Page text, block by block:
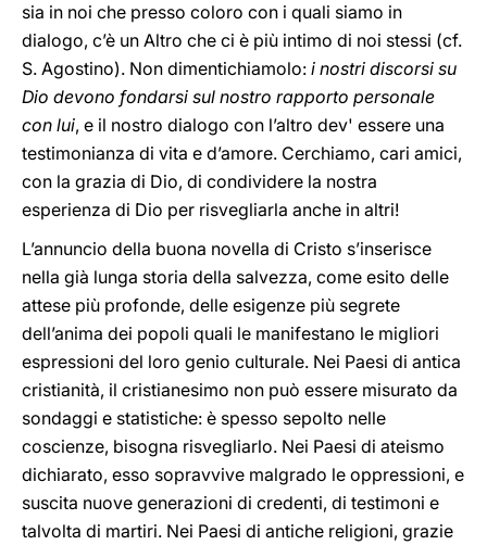
sia in noi che presso coloro con i quali siamo in
dialogo, c’è un Altro che ci è più intimo di noi stessi (cf.
S. Agostino). Non dimentichiamolo: i nostri discorsi su
Dio devono fondarsi sul nostro rapporto personale
con lui, e il nostro dialogo con l’altro dev' essere una
testimonianza di vita e d’amore. Cerchiamo, cari amici,
con la grazia di Dio, di condividere la nostra
esperienza di Dio per risvegliarla anche in altri!
L’annuncio della buona novella di Cristo s’inserisce
nella già lunga storia della salvezza, come esito delle
attese più profonde, delle esigenze più segrete
dell’anima dei popoli quali le manifestano le migliori
espressioni del loro genio culturale. Nei Paesi di antica
cristianità, il cristianesimo non può essere misurato da
sondaggi e statistiche: è spesso sepolto nelle
coscienze, bisogna risvegliarlo. Nei Paesi di ateismo
dichiarato, esso sopravvive malgrado le oppressioni, e
suscita nuove generazioni di credenti, di testimoni e
talvolta di martiri. Nei Paesi di antiche religioni, grazie